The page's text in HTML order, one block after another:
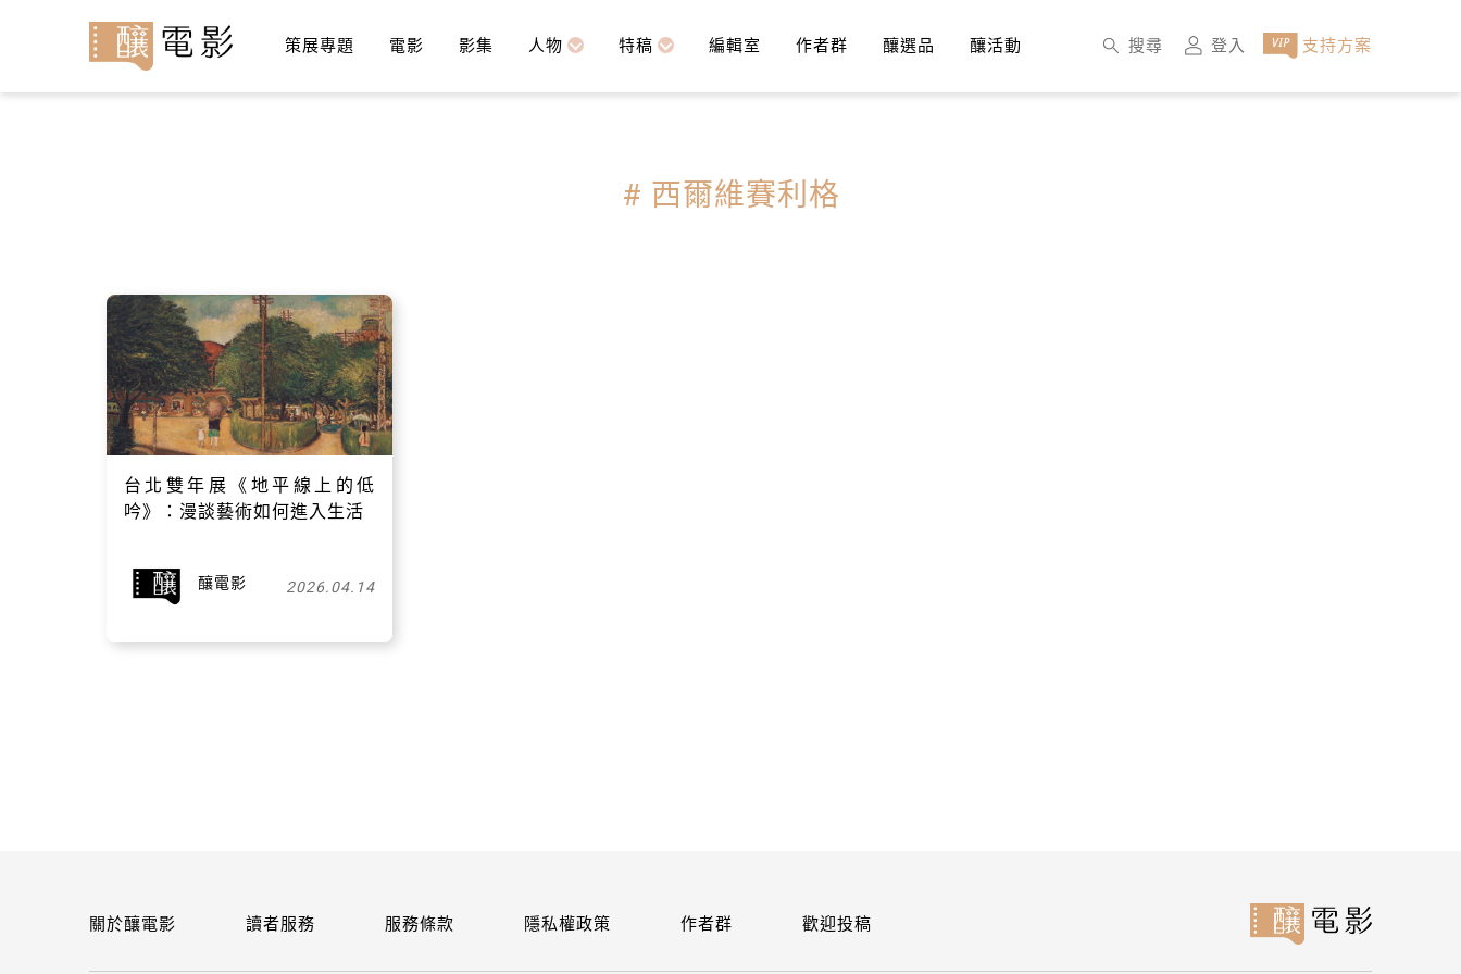
策展專題 電影 影集 人物 特稿 編輯室 作者群 釀選品 釀活動 搜尋 登入 支持方案
# 西爾維賽利格
台北雙年展《地平線上的低
吟》：漫談藝術如何進入生活
釀電影 2026.04.14
關於釀電影 讀者服務 服務條款 隱私權政策 作者群 歡迎投稿